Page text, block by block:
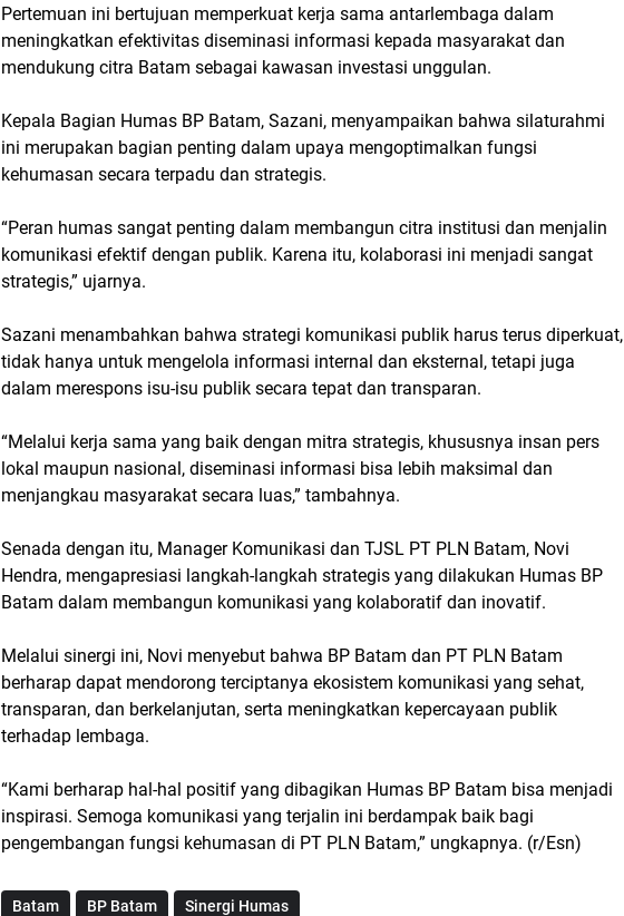
Pertemuan ini bertujuan memperkuat kerja sama antarlembaga dalam
meningkatkan efektivitas diseminasi informasi kepada masyarakat dan
mendukung citra Batam sebagai kawasan investasi unggulan.
Kepala Bagian Humas BP Batam, Sazani, menyampaikan bahwa silaturahmi
ini merupakan bagian penting dalam upaya mengoptimalkan fungsi
kehumasan secara terpadu dan strategis.
“Peran humas sangat penting dalam membangun citra institusi dan menjalin
komunikasi efektif dengan publik. Karena itu, kolaborasi ini menjadi sangat
strategis,” ujarnya.
Sazani menambahkan bahwa strategi komunikasi publik harus terus diperkuat,
tidak hanya untuk mengelola informasi internal dan eksternal, tetapi juga
dalam merespons isu-isu publik secara tepat dan transparan.
“Melalui kerja sama yang baik dengan mitra strategis, khususnya insan pers
lokal maupun nasional, diseminasi informasi bisa lebih maksimal dan
menjangkau masyarakat secara luas,” tambahnya.
Senada dengan itu, Manager Komunikasi dan TJSL PT PLN Batam, Novi
Hendra, mengapresiasi langkah-langkah strategis yang dilakukan Humas BP
Batam dalam membangun komunikasi yang kolaboratif dan inovatif.
Melalui sinergi ini, Novi menyebut bahwa BP Batam dan PT PLN Batam
berharap dapat mendorong terciptanya ekosistem komunikasi yang sehat,
transparan, dan berkelanjutan, serta meningkatkan kepercayaan publik
terhadap lembaga.
“Kami berharap hal-hal positif yang dibagikan Humas BP Batam bisa menjadi
inspirasi. Semoga komunikasi yang terjalin ini berdampak baik bagi
pengembangan fungsi kehumasan di PT PLN Batam,” ungkapnya. (r/Esn)
Batam BP Batam Sinergi Humas